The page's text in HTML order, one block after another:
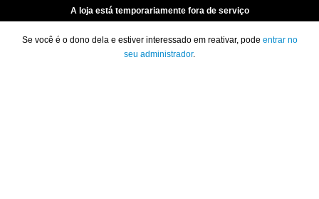
A loja está temporariamente fora de serviço
Se você é o dono dela e estiver interessado em reativar, pode entrar no
seu administrador.